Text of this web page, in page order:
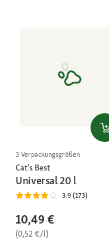
3 Verpackungsgrößen
Cat's Best
Universal 20 l
3.9 (173)
10,49 €
(0,52 €/l)